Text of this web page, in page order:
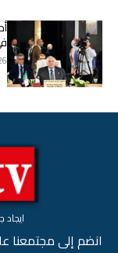
ايجاد
انضم إلى مجتمعنا